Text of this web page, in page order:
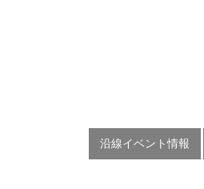
沿線イベント情報